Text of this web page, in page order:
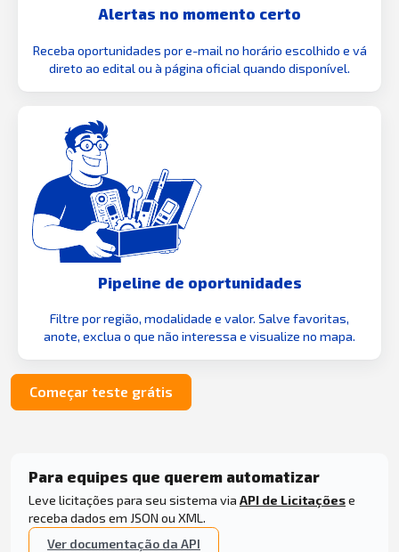
Alertas no momento certo
Receba oportunidades por e-mail no horário escolhido e vá
direto ao edital ou à página oficial quando disponível.
Pipeline de oportunidades
Filtre por região, modalidade e valor. Salve favoritas,
anote, exclua o que não interessa e visualize no mapa.
Começar teste grátis
Para equipes que querem automatizar
Leve licitações para seu sistema via API de Licitaçõese
receba dados em JSON ou XML.
Ver documentação da API